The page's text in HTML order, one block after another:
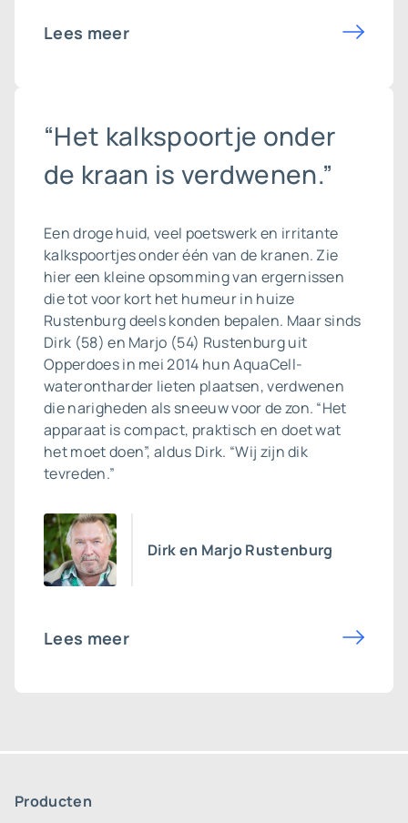
Lees meer
“Het kalkspoortje onder
de kraan is verdwenen.”
Een droge huid, veel poetswerk en irritante
kalkspoortjes onder één van de kranen. Zie
hier een kleine opsomming van ergernissen
die tot voor kort het humeur in huize
Rustenburg deels konden bepalen. Maar sinds
Dirk (58) en Marjo (54) Rustenburg uit
Opperdoes in mei 2014 hun AquaCell-
waterontharder lieten plaatsen, verdwenen
die narigheden als sneeuw voor de zon. “Het
apparaat is compact, praktisch en doet wat
het moet doen”, aldus Dirk. “Wij zijn dik
tevreden.”
Dirk en Marjo Rustenburg
Lees meer
Producten